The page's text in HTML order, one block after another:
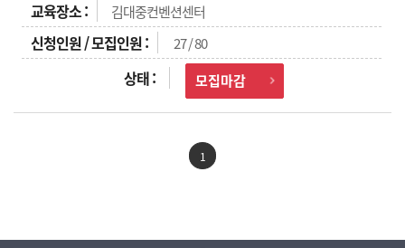
김대중컨벤션센터
27 / 80
모집마감
1